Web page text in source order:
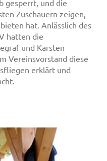
gesperrt, und die
Zuschauern zeigen,
hat. Anlässlich des
hatten die
und Karsten
Vereinsvorstand diese
erklärt und